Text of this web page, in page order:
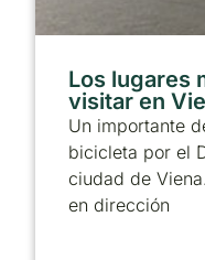
Los lugares
visitar en
Un importante
bicicleta por el
ciudad de
en dirección